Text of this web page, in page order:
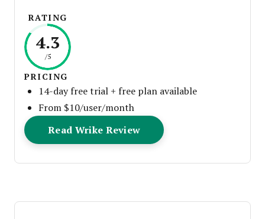
RATING
4.3
/5
PRICING
14-day free trial + free plan available
From $10/user/month
Read Wrike ReviewOpens New Window